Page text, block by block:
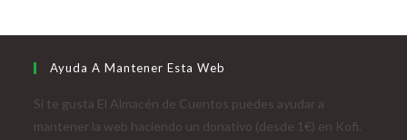
Ayuda A Mantener Esta Web
Si te gusta El Almacén de Cuentos puedes ayudar a
mantener la web haciendo un donativo (desde 1€) en Kofi.